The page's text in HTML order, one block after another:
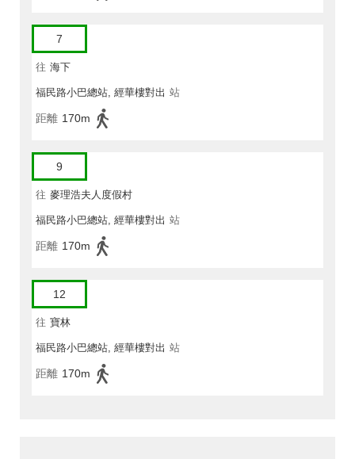
7
往 海下
福民路小巴總站, 經華樓對出 站
距離 170m
9
往 麥理浩夫人度假村
福民路小巴總站, 經華樓對出 站
距離 170m
12
往 寶林
福民路小巴總站, 經華樓對出 站
距離 170m